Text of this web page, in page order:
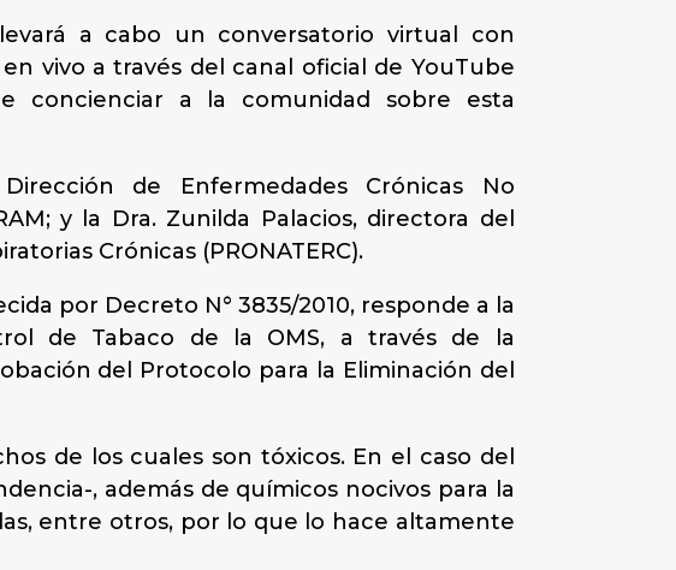
a cabo un conversatorio virtual con
vivo a través del canal oficial de YouTube
concienciar a la comunidad sobre esta
de Enfermedades Crónicas No
y la ​Dra. Zunilda Palacios, directora del
Crónicas (PRONATERC).
por Decreto N° 3835/2010, responde a la
de Tabaco de la OMS, a través de la
del Protocolo para la Eliminación del
de los cuales son tóxicos. En el caso del
, además de químicos nocivos para la
entre otros, por lo que lo hace altamente